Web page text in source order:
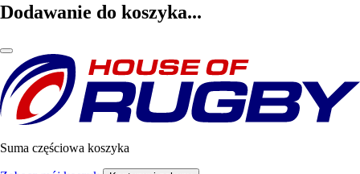
Dodawanie do koszyka...
Suma częściowa koszyka